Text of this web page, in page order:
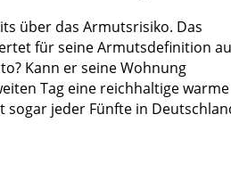
über das Armutsrisiko. Das
für seine Armutsdefinition
Kann er seine Wohnung
Tag eine reichhaltige warme
sogar jeder Fünfte in
Arbeitslosengeld: Wofür